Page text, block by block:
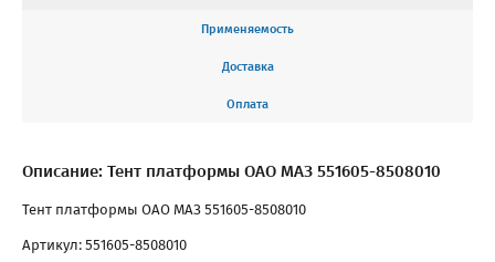
Применяемость
Доставка
Оплата
Описание: Тент платформы ОАО МАЗ 551605-8508010
Тент платформы ОАО МАЗ 551605-8508010
Артикул: 551605-8508010